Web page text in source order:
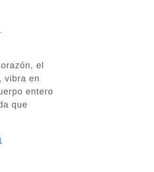
el
vibra en
entero
que